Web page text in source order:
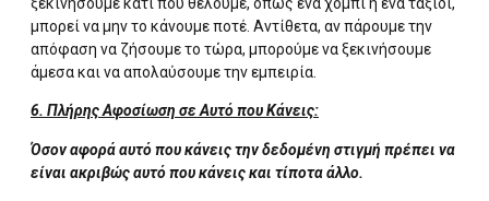
μπορεί να μην το κάνουμε ποτέ. Αντίθετα, αν πάρουμε την
απόφαση να ζήσουμε το τώρα, μπορούμε να ξεκινήσουμε
άμεσα και να απολαύσουμε την εμπειρία.
6. Πλήρης Αφοσίωση σε Αυτό που Κάνεις:
Όσον αφορά αυτό που κάνεις την δεδομένη στιγμή πρέπει να
είναι ακριβώς αυτό που κάνεις και τίποτα άλλο.